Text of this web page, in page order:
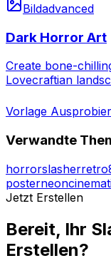
Bildadvanced
Dark Horror Art
Create bone-
Lovecraftian
Vorlage
Verwandte
horrorslasherretro
posterneon
Jetzt Erstellen
Bereit, Ihr
Erstellen?